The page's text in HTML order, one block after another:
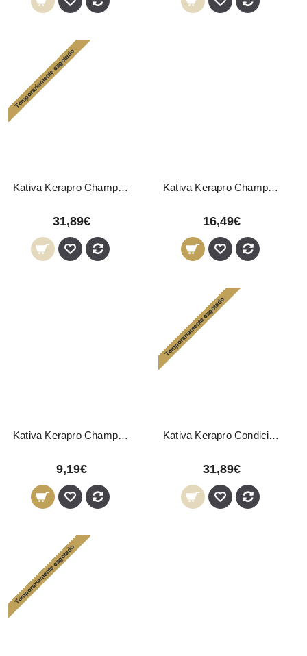
Kativa Kerapro Champô Pós-Alisamento 1000ml
31,89€
Kativa Kerapro Champô Pré-Alisamento 1000ml
16,49€
Kativa Kerapro Champô Pré-Alisamento 300ml
9,19€
Kativa Kerapro Condicionador Pós-Alisamento 1000ml
31,89€